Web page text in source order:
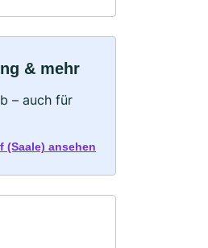
& mehr
– auch für
(Saale) ansehen